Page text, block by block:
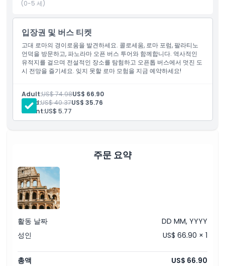
포함 사항
포함되지 않는 사항
알아야 할 사항
위치
가는 방법
교환 방법
(0-5 세)
입장권 및 버스 티켓
고대 로마의 경이로움을 발견하세요. 콜로세움, 로마 포럼, 팔라티노
언덕을 방문하고, 파노라마 오픈 버스 투어와 함께합니다. 역사적인
유적지를 걸으며 전설적인 장소를 탐험하고 오픈톱 버스에서 멋진 도
시 전망을 즐기세요. 잊지 못할 로마 모험을 지금 예약하세요!
Adult:US$ 74.98US$ 66.90
Child:US$ 40.37US$ 35.76
Infant:US$ 5.77
주문 요약
활동 날짜
DD MM, YYYY
성인
US$ 66.90 × 1
총액 US$ 66.90